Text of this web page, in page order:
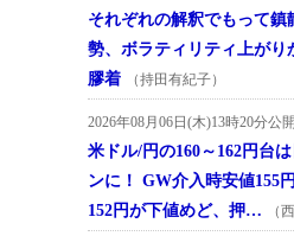
それぞれの解釈でもって鎮
勢、ボラティリティ上がり
膠着
（持田有紀子）
2026年08月06日(木)13時20分公開
米ドル/円の160～162円台
ンに！ GW介入時安値155
152円が下値めど、押…
（